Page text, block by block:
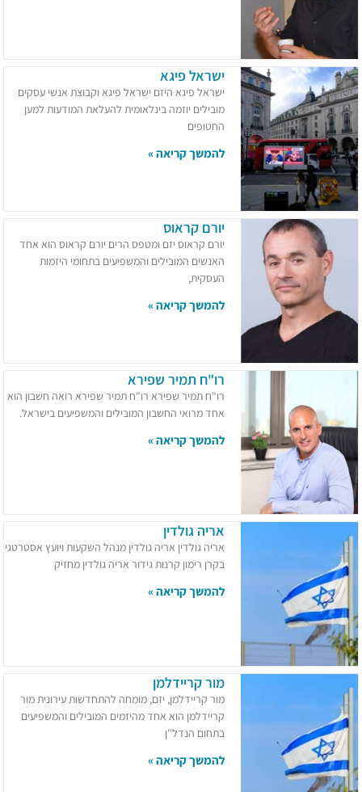
ישראל פיגא
ישראל פיגא היזם ישראל פיגא וקבוצת אנשי עסקים
מובילים יוזמה בינלאומית להעלאת המודעות למען
החטופים
להמשך קריאה »
יורם קראוס
יורם קראוס יזם ומטפס הרים יורם קראוס הוא אחד
האנשים המובילים והמשפיעים בתחומי היזמות
העסקית,
להמשך קריאה »
רו"ח תמיר שפירא
רו"ח תמיר שפירא רו"ח תמיר שפירא רואה חשבון הוא
אחד מרואי החשבון המובילים והמשפיעים בישראל.
להמשך קריאה »
אריה גולדין
אריה גולדין אריה גולדין מנהל השקעות ויועץ אסטרטגי
בקרן רימון קרנות גידור אריה גולדין מחזיק
להמשך קריאה »
מור קריידלמן
מור קריידלמן, יזם, מומחה להתחדשות עירונית מור
קריידלמן הוא אחד מהיזמים המובילים והמשפיעים
בתחום הנדל"ן
להמשך קריאה »